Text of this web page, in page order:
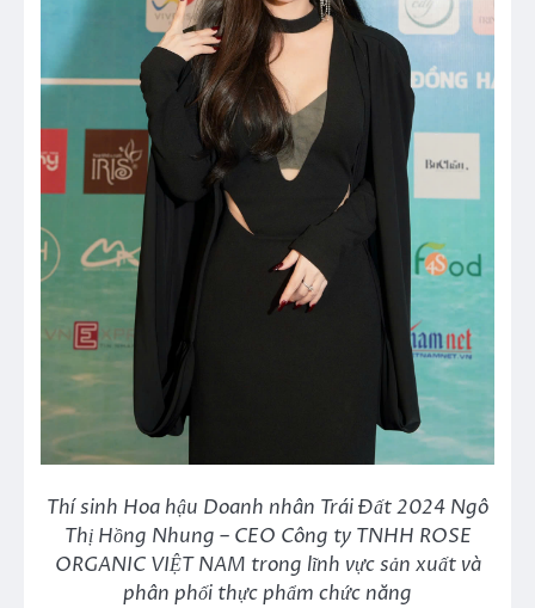
Thí sinh Hoa hậu Doanh nhân Trái Đất 2024 Ngô
Thị Hồng Nhung – CEO Công ty TNHH ROSE
ORGANIC VIỆT NAM trong lĩnh vực sản xuất và
phân phối thực phẩm chức năng